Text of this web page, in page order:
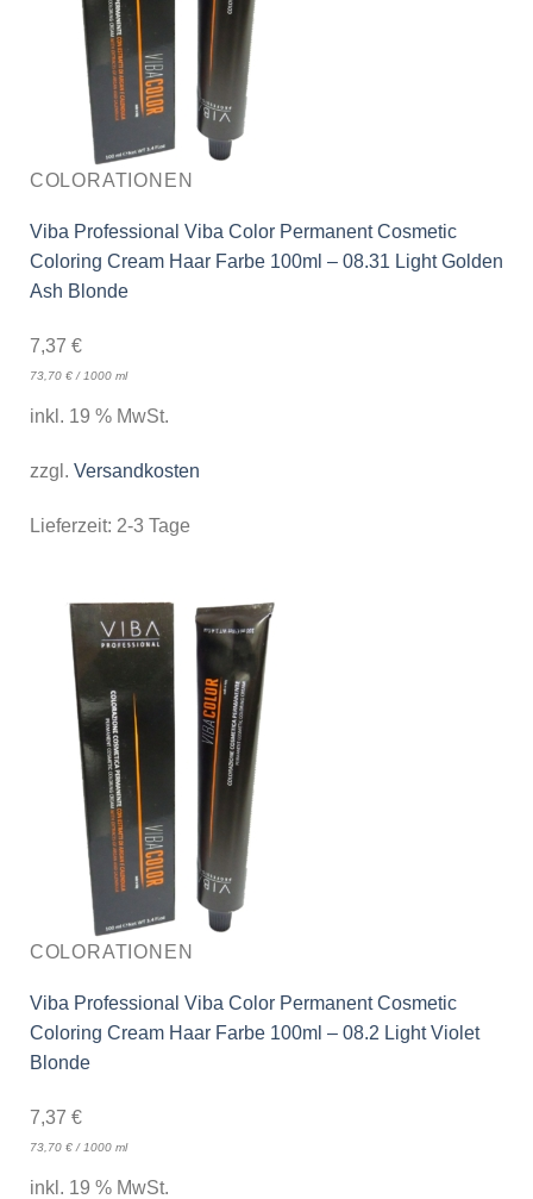
COLORATIONEN
Viba Professional Viba Color Permanent Cosmetic
Coloring Cream Haar Farbe 100ml – 08.31 Light Golden
Ash Blonde
7,37 €
73,70 €/ 1000 ml
inkl. 19 % MwSt.
zzgl. Versandkosten
Lieferzeit: 2-3 Tage
COLORATIONEN
Viba Professional Viba Color Permanent Cosmetic
Coloring Cream Haar Farbe 100ml – 08.2 Light Violet
Blonde
7,37 €
73,70 €/ 1000 ml
inkl. 19 % MwSt.